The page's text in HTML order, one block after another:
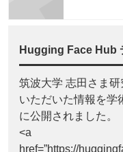
Hugging Face Hub
筑波大学 志田さま
いただいた情報を学
に公開されました。
<a
href=”https://